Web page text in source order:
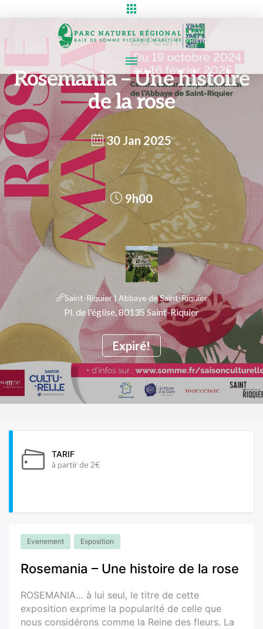
Rosemania – Une histoire
de la rose
30 Jan 2025
Expiré!
9h00
Saint-Riquier | Abbaye de Saint-Riquier
Pl. de l'église, 80135 Saint-Riquier
TARIF
à partir de 2€
Evenement Exposition
Rosemania – Une histoire de la rose
ROSEMANIA… à lui seul, le titre de cette
exposition exprime la popularité de celle que
nous considérons comme la Reine des fleurs. La